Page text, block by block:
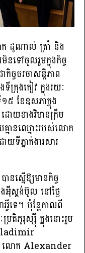
ក ដូណាល់ ត្រាំ និង
នទៅចូលរួមក្នុងកិច្ច
ច្ចចរចាសន្តិភាព
ក្រុងកៀវ ក្នុងរយៈ
៥ ខែឧសភាក្នុង
យខាងវិមានក្រឹម
មានឈ្មោះរបស់លោក
ទីភ្នាក់ងារសារ
ស្នើឱ្យមានកិច្ច
អ៉ីស្ដង់ប៊ូល នៅថ្ងៃ
ទេ។ ប៉ុន្តែកាលពី
តិភូរុស្ស៉ី ក្នុងនោះរួម
តិ លោក Alexander